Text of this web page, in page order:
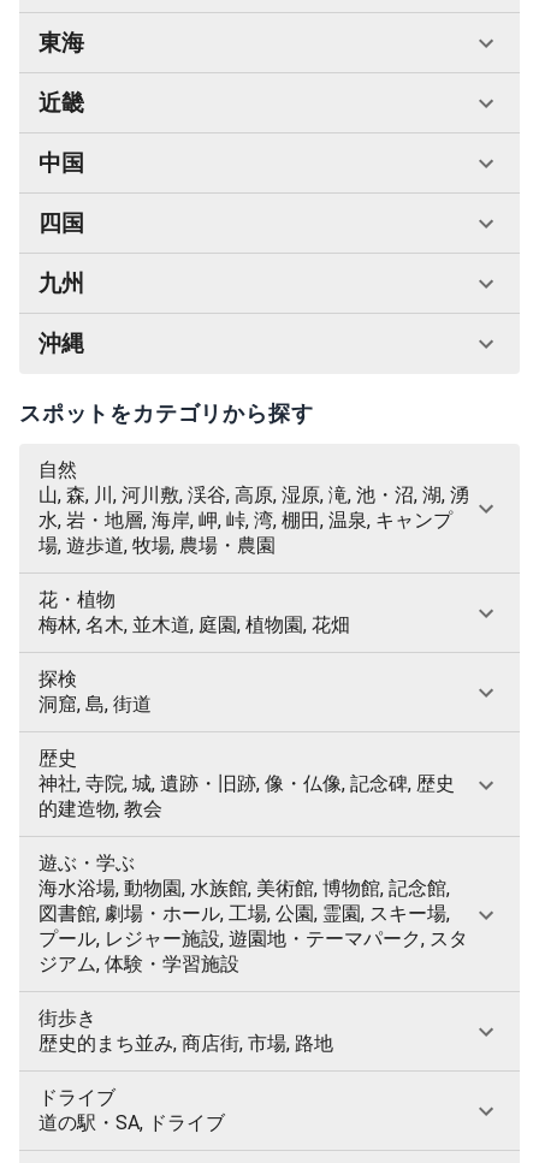
東海
近畿
中国
四国
九州
沖縄
スポットをカテゴリから探す
自然
山, 森, 川, 河川敷, 渓谷, 高原, 湿原, 滝, 池・沼, 湖, 湧
水, 岩・地層, 海岸, 岬, 峠, 湾, 棚田, 温泉, キャンプ
場, 遊歩道, 牧場, 農場・農園
花・植物
梅林, 名木, 並木道, 庭園, 植物園, 花畑
探検
洞窟, 島, 街道
歴史
神社, 寺院, 城, 遺跡・旧跡, 像・仏像, 記念碑, 歴史
的建造物, 教会
遊ぶ・学ぶ
海水浴場, 動物園, 水族館, 美術館, 博物館, 記念館,
図書館, 劇場・ホール, 工場, 公園, 霊園, スキー場,
プール, レジャー施設, 遊園地・テーマパーク, スタ
ジアム, 体験・学習施設
街歩き
歴史的まち並み, 商店街, 市場, 路地
ドライブ
道の駅・SA, ドライブ